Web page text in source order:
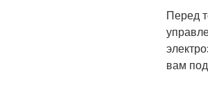
Перед
вам